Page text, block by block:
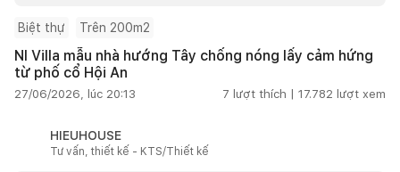
Biệt thự Trên 200m2
NI Villa mẫu nhà hướng Tây chống nóng lấy cảm hứng
từ phố cổ Hội An
27/06/2026, lúc 20:13 7 lượt thích | 17.782 lượt xem
HIEUHOUSE
Tư vấn, thiết kế - KTS/Thiết kế